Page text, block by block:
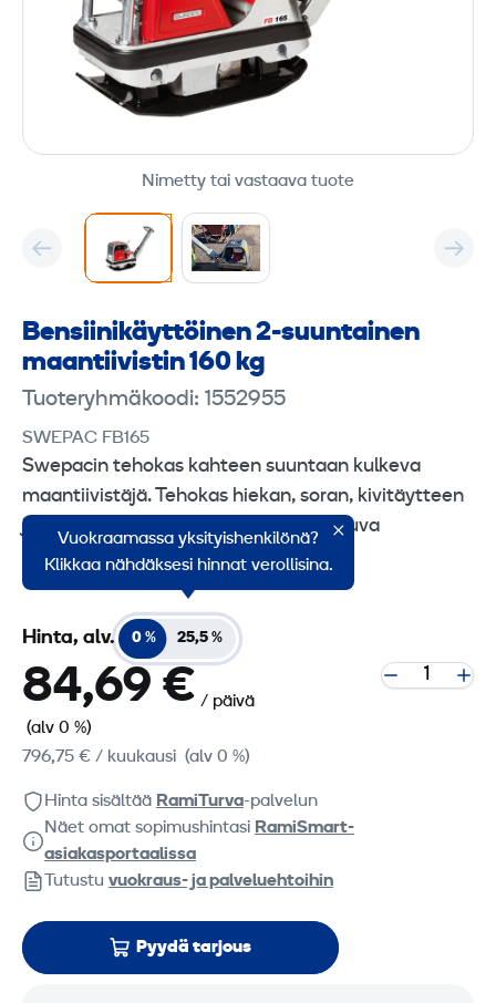
Nimetty tai vastaava tuote
Bensiinikäyttöinen 2-suuntainen
maantiivistin 160 kg
Tuoteryhmäkoodi: 1552955
SWEPAC FB165
Swepacin tehokas kahteen suuntaan kulkeva
maantiivistäjä. Tehokas hiekan, soran, kivitäytteen
ja päällystyskiven tiivistykseen soveltuva
bensiinikäyttöinen täry 165 kg.
Vuokraamassa yksityishenkilönä?
Klikkaa nähdäksesi hinnat verollisina.
Hinta, alv. 0 % 25,5 %
84,69 € / päivä
(alv 0 %)
796,75 € / kuukausi (alv 0 %)
Hinta sisältää RamiTurva-palvelun
Näet omat sopimushintasi RamiSmart-
asiakasportaalissa
Tutustu vuokraus- ja palveluehtoihin
Pyydä tarjous